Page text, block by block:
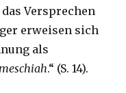
Versprechen
erweisen sich
als
.“ (S. 14).